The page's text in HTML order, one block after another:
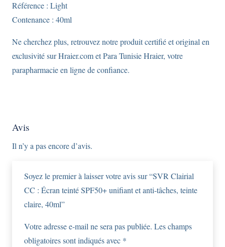
Référence : Light
Contenance : 40ml
Ne cherchez plus, retrouvez notre produit certifié et original en
exclusivité sur Hraier.com et Para Tunisie Hraier, votre
parapharmacie en ligne de confiance.
Avis
Il n’y a pas encore d’avis.
Soyez le premier à laisser votre avis sur “SVR Clairial
CC : Écran teinté SPF50+ unifiant et anti-tâches, teinte
claire, 40ml”
Votre adresse e-mail ne sera pas publiée. Les champs
obligatoires sont indiqués avec *